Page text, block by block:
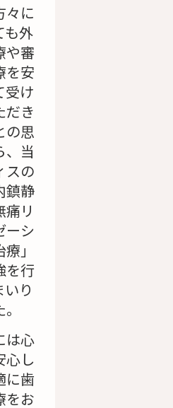
々に
も外
や審
を安
受け
だき
の思
、当
スの
鎮静
痛リ
ーシ
」
を行
いり
は心
心し
に歯
をお